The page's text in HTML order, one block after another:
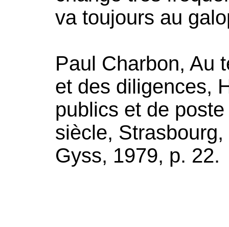
va toujours au
Paul Charbon, Au
et des diligences,
publics et de
siècle,
Gyss, 1979, p. 22.